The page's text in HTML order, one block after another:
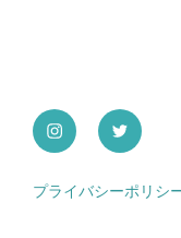
instagramTwitter
プライバシーポリシ